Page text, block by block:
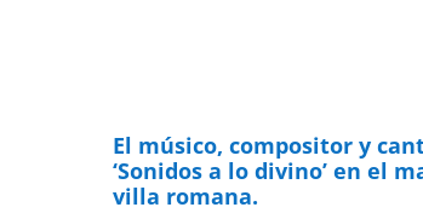
El músico, compositor y
‘Sonidos a lo divino’ en el
villa romana.